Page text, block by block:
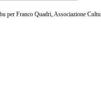
per Franco Quadri, Associazione